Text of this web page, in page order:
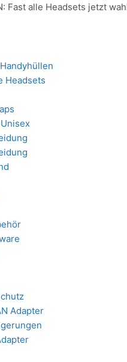
Fast alle Headsets jetzt
Headsets
Adapter